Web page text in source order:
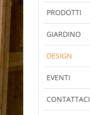
PRODOTTI
GIARDINO
DESIGN
EVENTI
CONTATTACI